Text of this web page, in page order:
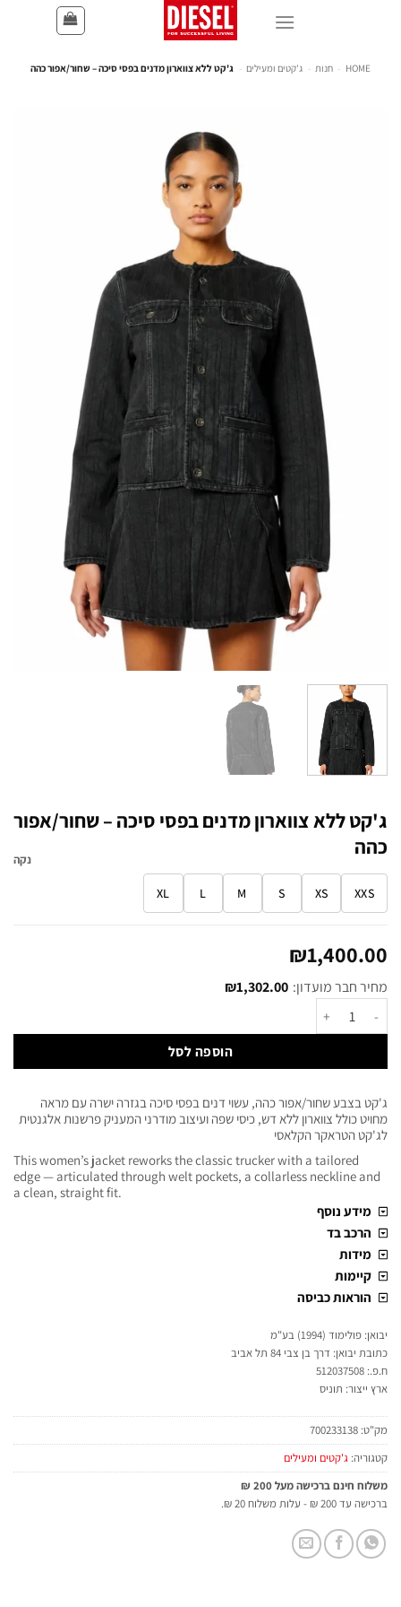
HOME
- חנות - ג'קטים ומעילים - ג'קט ללא צווארון מדנים בפסי סיכה – שחור/אפור כהה
ג'קט ללא צווארון מדנים בפסי סיכה – שחור/אפור
כהה
XXS
XS
S
M
L
XL
נקה
₪1,400.00
מחיר חבר מועדון: ₪1,302.00
הוספה לסל
ג'קט בצבע שחור/אפור כהה, עשוי דנים בפסי סיכה בגזרה ישרה עם מראה
מחויט כולל צווארון ללא דש, כיסי שפה ועיצוב מודרני המעניק פרשנות אלגנטית
לג'קט הטראקר הקלאסי
This women’s jacket reworks the classic trucker with a tailored
edge — articulated through welt pockets, a collarless neckline and
a clean, straight fit.
מידע נוסף
הרכב בד
מידות
קיימות
הוראות כביסה
יבואן: פולימוד (1994) בע"מ
כתובת יבואן: דרך בן צבי 84 תל אביב
ח.פ.: 512037508
ארץ ייצור: תוניס
מק"ט: 700233138
קטגוריה: ג'קטים ומעילים
משלוח חינם ברכישה מעל 200 ₪
ברכישה עד 200 ₪ - עלות משלוח 20 ₪.